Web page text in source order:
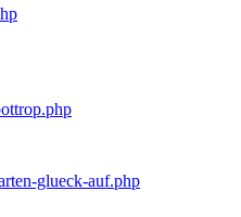
glueck-auf.php